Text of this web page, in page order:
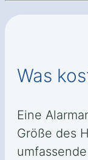
Was
Eine
Größe des